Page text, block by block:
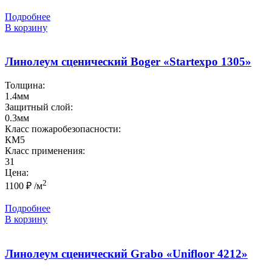
Подробнее
В корзину
Линолеум сценический Boger «Startexpo 1305»
Толщина:
1.4мм
Защитный слой:
0.3мм
Класс пожаробезопасности:
КМ5
Класс применения:
31
Цена:
1100 ₽ /м2
Подробнее
В корзину
Линолеум сценический Grabo «Unifloor 4212»